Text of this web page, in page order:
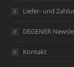
Liefer- und
DEGENER
Kontakt